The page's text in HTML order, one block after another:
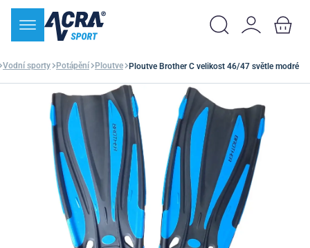
Vodní sporty Potápění Ploutve Ploutve Brother C velikost 46/47 světle modré